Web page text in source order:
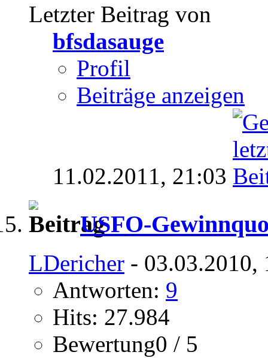
Letzter Beitrag von
bfsdasauge
Profil
Beiträge anzeigen
11.02.2011, 21:03
USFO-
LDericher - 03.03.2010,
Antworten: 9
Hits: 27.984
Bewertung0 / 5